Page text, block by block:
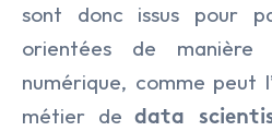
sont donc issus pour
orientées de manière
numérique, comme peut
métier dedata